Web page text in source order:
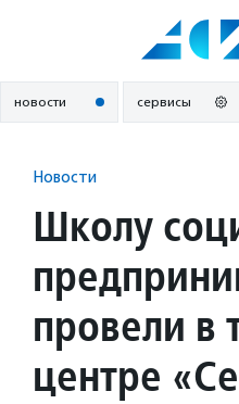
новости сервисы
Новости
Школу
провели в
центре